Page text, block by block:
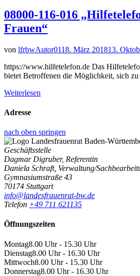
08000-116-016
Frauen“
von lfrbwAutor0118. März 201813.
https://www.hilfetelefon.de Das
bietet Betroffenen die Möglichkeit, sich
Weiterlesen
Adresse
nach oben springen
Geschäftsstelle
Dagmar Digruber, Referentin
Daniela Schraft, Verwaltung/
Gymnasiumstraße 43
70174 Stuttgart
info@landesfrauenrat-bw.de
Telefon +49 711 621135
Öffnungszeiten
Montag8.00 Uhr - 15.30 Uhr
Dienstag8.00 Uhr - 16.30 Uhr
Mittwoch8.00 Uhr - 15.30 Uhr
Donnerstag8.00 Uhr - 16.30 Uhr